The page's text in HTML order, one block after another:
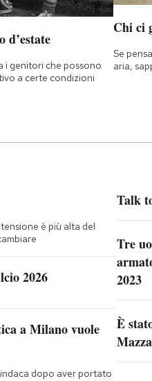
d’estate
i genitori che possono
a certe condizioni
Chi ci
Se
aria,
è più alta del
2026
a Milano vuole
dopo aver portato
Talk
Tre
2023
È